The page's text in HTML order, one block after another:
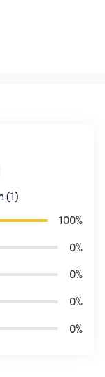
(1)
100%
0%
0%
0%
0%